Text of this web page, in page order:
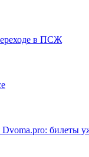
в ПСЖ
билеты